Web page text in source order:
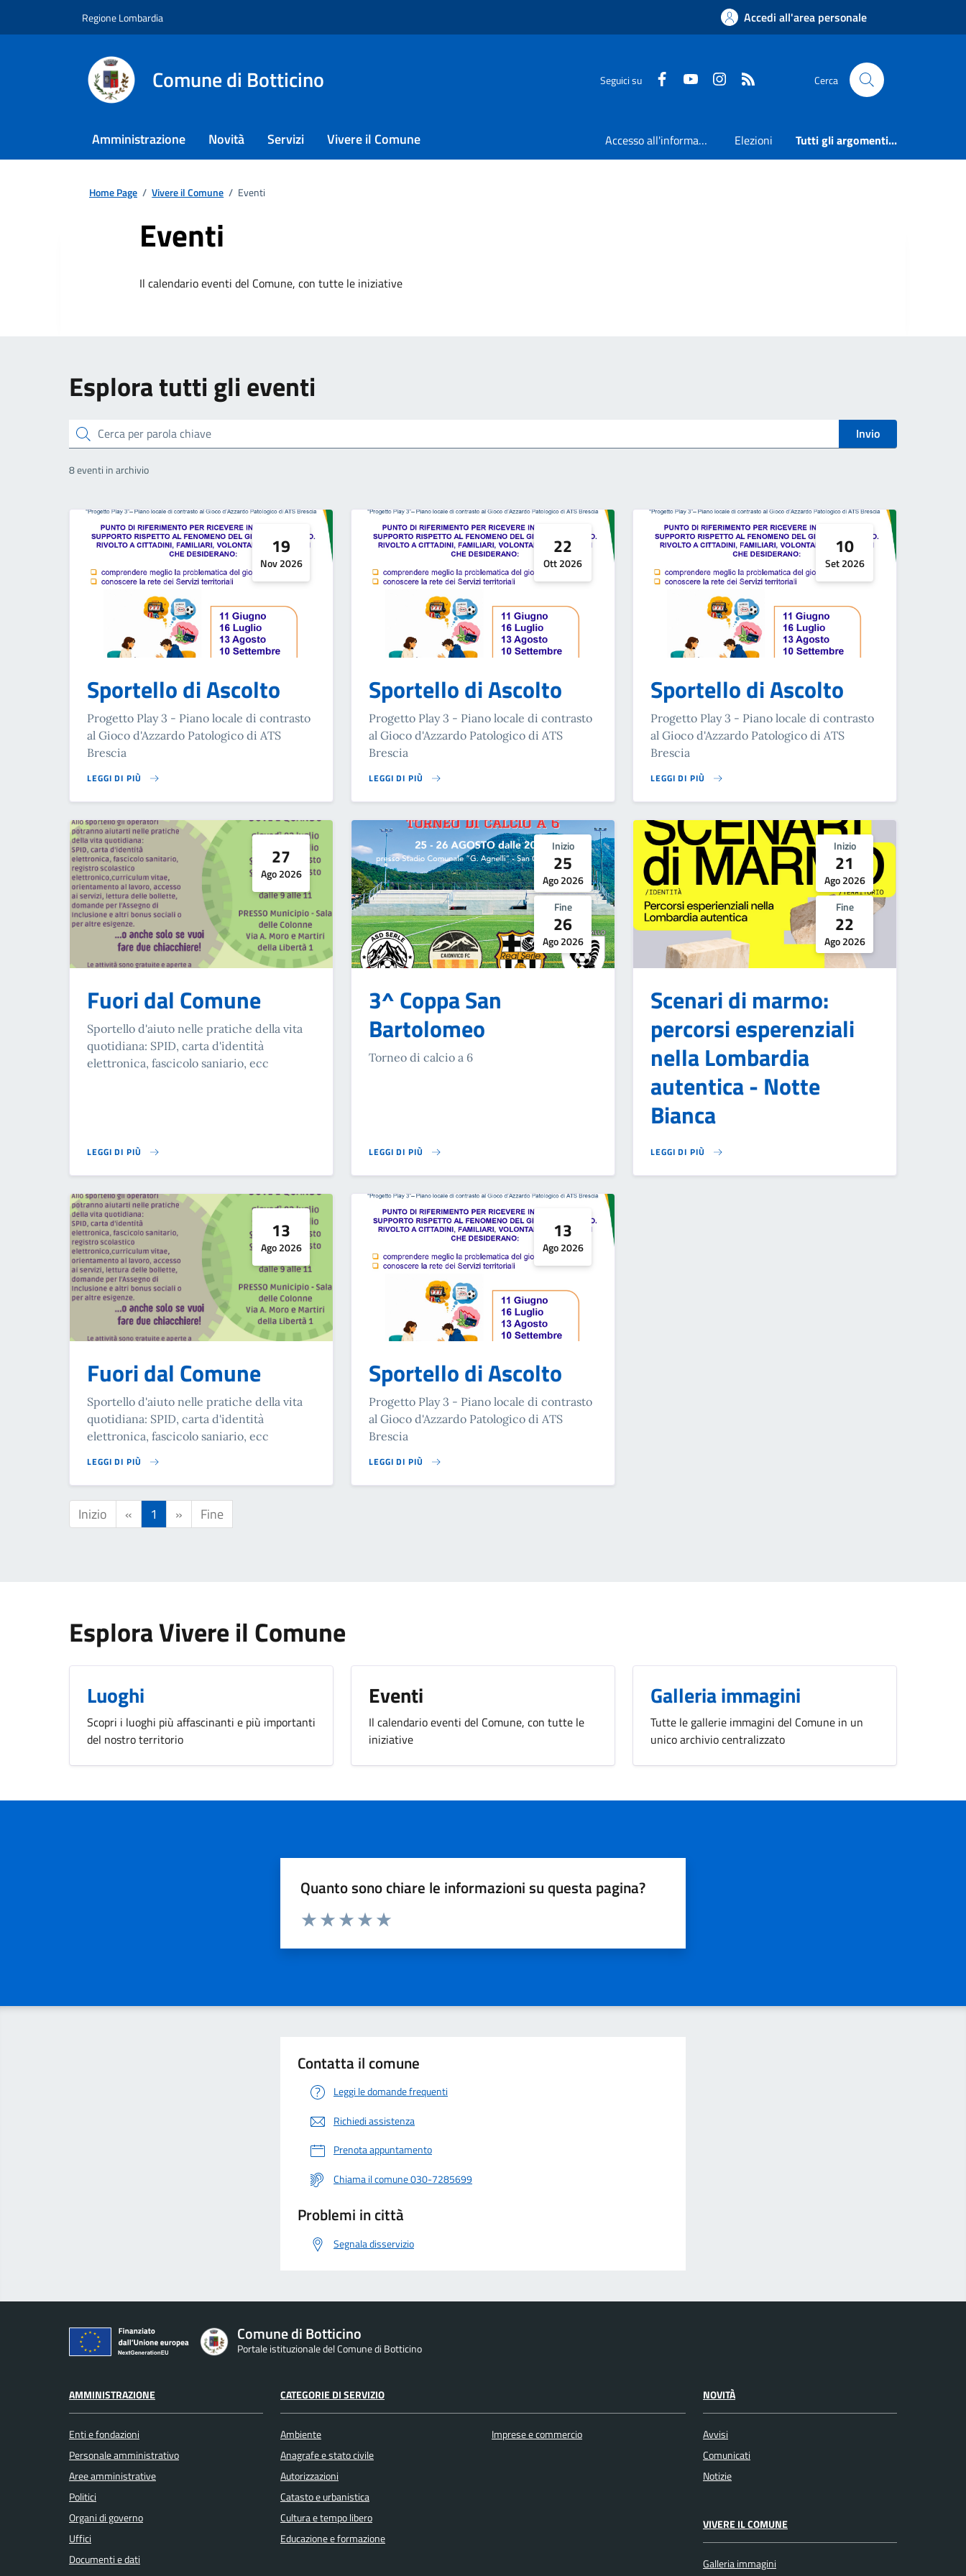
Regione Lombardia Accedi all'area personale
Comune di Botticino Seguici su FaceboookYoutubeInstagram Cerca
Amministrazione Novità Servizi Vivere il Comune Accesso all'informazione Elezioni Tutti gli argomenti...
Home Page / Vivere il Comune / Eventi
Eventi
Il calendario eventi del Comune, con tutte le iniziative
Esplora tutti gli eventi
Cerca Invio
8 eventi in archivio
19
Nov 2026
Sportello di Ascolto
Progetto Play 3 - Piano locale di contrasto
al Gioco d'Azzardo Patologico di ATS
Brescia
LEGGI DI PIÙ
SU SPORTELLO DI ASCOLTO
22
Ott 2026
Sportello di Ascolto
Progetto Play 3 - Piano locale di contrasto
al Gioco d'Azzardo Patologico di ATS
Brescia
LEGGI DI PIÙ
SU SPORTELLO DI ASCOLTO
10
Set 2026
Sportello di Ascolto
Progetto Play 3 - Piano locale di contrasto
al Gioco d'Azzardo Patologico di ATS
Brescia
LEGGI DI PIÙ
SU SPORTELLO DI ASCOLTO
27
Ago 2026
Fuori dal Comune
Sportello d'aiuto nelle pratiche della vita
quotidiana: SPID, carta d'identità
elettronica, fascicolo saniario, ecc
LEGGI DI PIÙ
SU FUORI DAL COMUNE
Inizio
25
Ago 2026
Fine
26
Ago 2026
3^ Coppa San
Bartolomeo
Torneo di calcio a 6
LEGGI DI PIÙ
SU 3^ COPPA SAN BARTOLOMEO
Inizio
21
Ago 2026
Fine
22
Ago 2026
Scenari di marmo:
percorsi esperenziali
nella Lombardia
autentica - Notte
Bianca
LEGGI DI PIÙ
SU SCENARI DI MARMO: PERCORSI ESPERENZIALI NELLA LOMBARDIA
13
Ago 2026
Fuori dal Comune
Sportello d'aiuto nelle pratiche della vita
quotidiana: SPID, carta d'identità
elettronica, fascicolo saniario, ecc
LEGGI DI PIÙ
SU FUORI DAL COMUNE
13
Ago 2026
Sportello di Ascolto
Progetto Play 3 - Piano locale di contrasto
al Gioco d'Azzardo Patologico di ATS
Brescia
LEGGI DI PIÙ
SU SPORTELLO DI ASCOLTO
Inizio « 1 » Fine
Esplora Vivere il Comune
Luoghi
Scopri i luoghi più affascinanti e più importanti
del nostro territorio
Eventi
Il calendario eventi del Comune, con tutte le
iniziative
Galleria immagini
Tutte le gallerie immagini del Comune in un
unico archivio centralizzato
Quanto sono chiare le informazioni su questa pagina?
Valuta da 1 a 5 stelle la pagina
Contatta il comune
Leggi le domande frequenti
Richiedi assistenza
Prenota appuntamento
Chiama il comune 030-7285699
Problemi in città
Segnala disservizio
Comune di Botticino
Portale istituzionale del Comune di Botticino
AMMINISTRAZIONE
Enti e fondazioni
Personale amministrativo
Aree amministrative
Politici
Organi di governo
Uffici
Documenti e dati
CATEGORIE DI SERVIZIO
Ambiente
Anagrafe e stato civile
Autorizzazioni
Catasto e urbanistica
Cultura e tempo libero
Educazione e formazione
Imprese e commercio
NOVITÀ
Avvisi
Comunicati
Notizie
VIVERE IL COMUNE
Galleria immagini